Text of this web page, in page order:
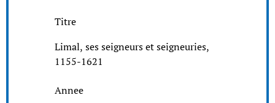
Titre
Limal, ses seigneurs et seigneuries,
1155-1621
Annee